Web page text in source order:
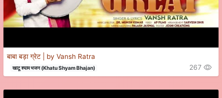
बाबा बड़ा ग्रेट | by Vansh Ratra
खाटू श्याम भजन (Khatu Shyam Bhajan) 267